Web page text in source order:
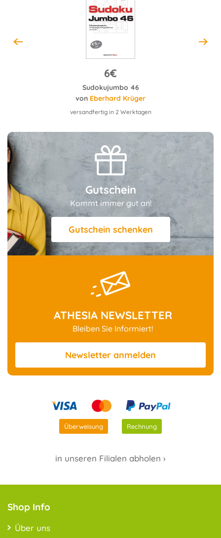
Sudokujumbo 46
Eberhard Krüger
versandfertig in 2 Werktagen
Gutschein
Kommt immer gut an!
Gutschein schenken
ATHESIA NEWSLETTER
Bleiben Sie Informiert!
Newsletter anmelden
Überweisung Rechnung
in unseren Filialen abholen ›
Shop Info
Über uns